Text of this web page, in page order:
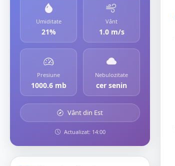
Umiditate
21%
Vânt
1.0 m/s
Presiune
1000.6 mb
Nebulozitate
cer senin
Vânt din Est
Actualizat: 14:00